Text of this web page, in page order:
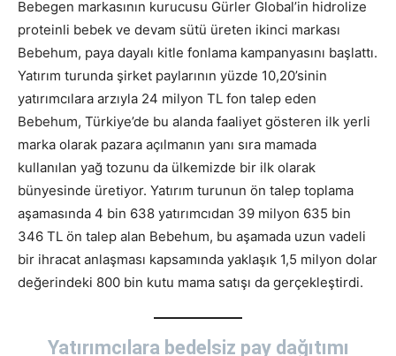
Bebegen markasının kurucusu Gürler Global’in hidrolize
proteinli bebek ve devam sütü üreten ikinci markası
Bebehum, paya dayalı kitle fonlama kampanyasını başlattı.
Yatırım turunda şirket paylarının yüzde 10,20’sinin
yatırımcılara arzıyla 24 milyon TL fon talep eden
Bebehum, Türkiye’de bu alanda faaliyet gösteren ilk yerli
marka olarak pazara açılmanın yanı sıra mamada
kullanılan yağ tozunu da ülkemizde bir ilk olarak
bünyesinde üretiyor. Yatırım turunun ön talep toplama
aşamasında 4 bin 638 yatırımcıdan 39 milyon 635 bin
346 TL ön talep alan Bebehum, bu aşamada uzun vadeli
bir ihracat anlaşması kapsamında yaklaşık 1,5 milyon dolar
değerindeki 800 bin kutu mama satışı da gerçekleştirdi.
Yatırımcılara bedelsiz pay dağıtımı